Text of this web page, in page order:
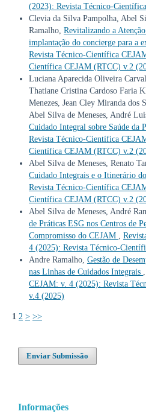
(2023): Revista Técnico-
Clevia da Silva Pampolha, Abel
Ramalho, Revitalizando a
implantação do concierge para a
Revista Técnico-Científica
Científica CEJAM (RTCC) v.2
Luciana Aparecida Oliveira
Thatiane Cristina Cardoso Faria
Menezes, Jean Cley Miranda dos
Abel Silva de Meneses, André
Cuidado Integral sobre Saúde da
Revista Técnico-Científica
Científica CEJAM (RTCC) v.2
Abel Silva de Meneses, Renato
Cuidado Integrais e o Itinerário do
Revista Técnico-Científica
Científica CEJAM (RTCC) v.2
Abel Silva de Meneses, André
de Práticas ESG nos Centros de
Compromisso do CEJAM ,
4 (2025): Revista Técnico-
Andre Ramalho, Gestão de
nas Linhas de Cuidados Integrais ,
CEJAM: v. 4 (2025): Revista
v.4 (2025)
1 2 > >>
Enviar Submissão
Informações